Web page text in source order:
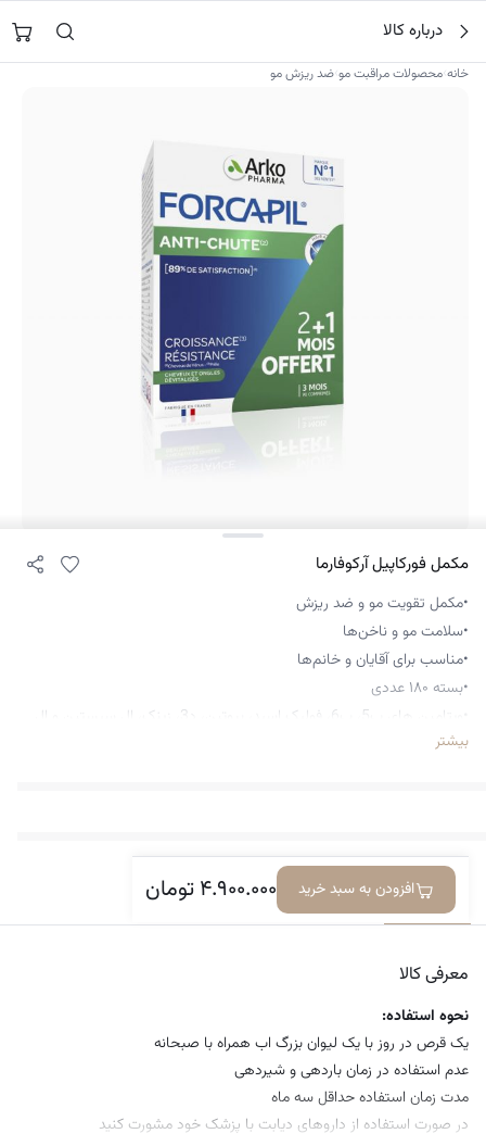
محتوا
جستجو در
درباره کالا
خانه›محصولات مراقبت مو›ضد ریزش مو
مکمل فورکاپیل آرکوفارما
•مکمل تقویت مو و ضد ریزش
•سلامت مو و ناخن‌ها
•مناسب برای آقایان و خانم‌ها
•بسته ۱۸۰ عددی
•ویتامین های ب5، ب6، فولیک اسید، بیوتین، د3، زینک، ال سیستین و ال
متیونین
بیشتر
۴.۹۰۰.۰۰۰تومان افزودن به سبد خریدمعرفی کالا دیدگاه‌ها
معرفی کالا
نحوه استفاده:
یک قرص در روز با یک لیوان بزرگ اب همراه با صبحانه
عدم استفاده در زمان باردهی و شیردهی
مدت زمان استفاده حداقل سه ماه
در صورت استفاده از داروهای دیابت با پزشک خود مشورت کنید